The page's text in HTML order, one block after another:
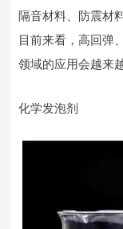
隔音材料、防震材
目前来看，高回弹
领域的应用会越来
化学发泡剂